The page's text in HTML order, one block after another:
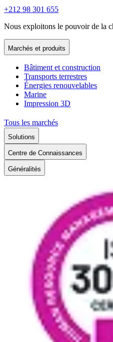
+212 98 301 655
Nous exploitons le pouvoir de la
Marchés et produits
Bâtiment et construction
Transports terrestres
Énergies renouvelables
Marine
Impression 3D
Tous les marchés
Solutions
Centre de Connaissances
Généralités